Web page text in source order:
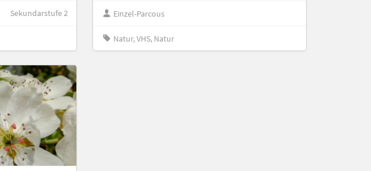
Sekundarstufe 2 Einzel-Parcous
Natur, VHS, Natur